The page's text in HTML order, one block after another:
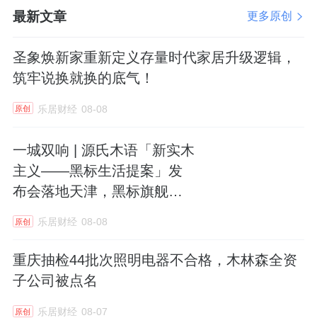
最新文章 更多原创
圣象焕新家重新定义存量时代家居升级逻辑，
筑牢说换就换的底气！
原创 乐居财经 08-08
一城双响 | 源氏木语「新实木
主义——黑标生活提案」发
布会落地天津，黑标旗舰店
盛大启幕
原创 乐居财经 08-08
重庆抽检44批次照明电器不合格，木林森全资
子公司被点名
原创 乐居财经 08-07